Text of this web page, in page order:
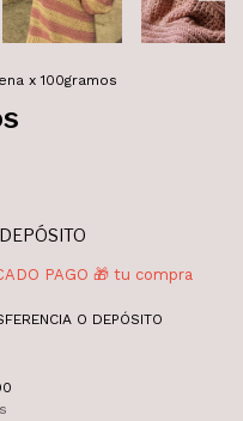
x 100gramos
O DEPÓSITO